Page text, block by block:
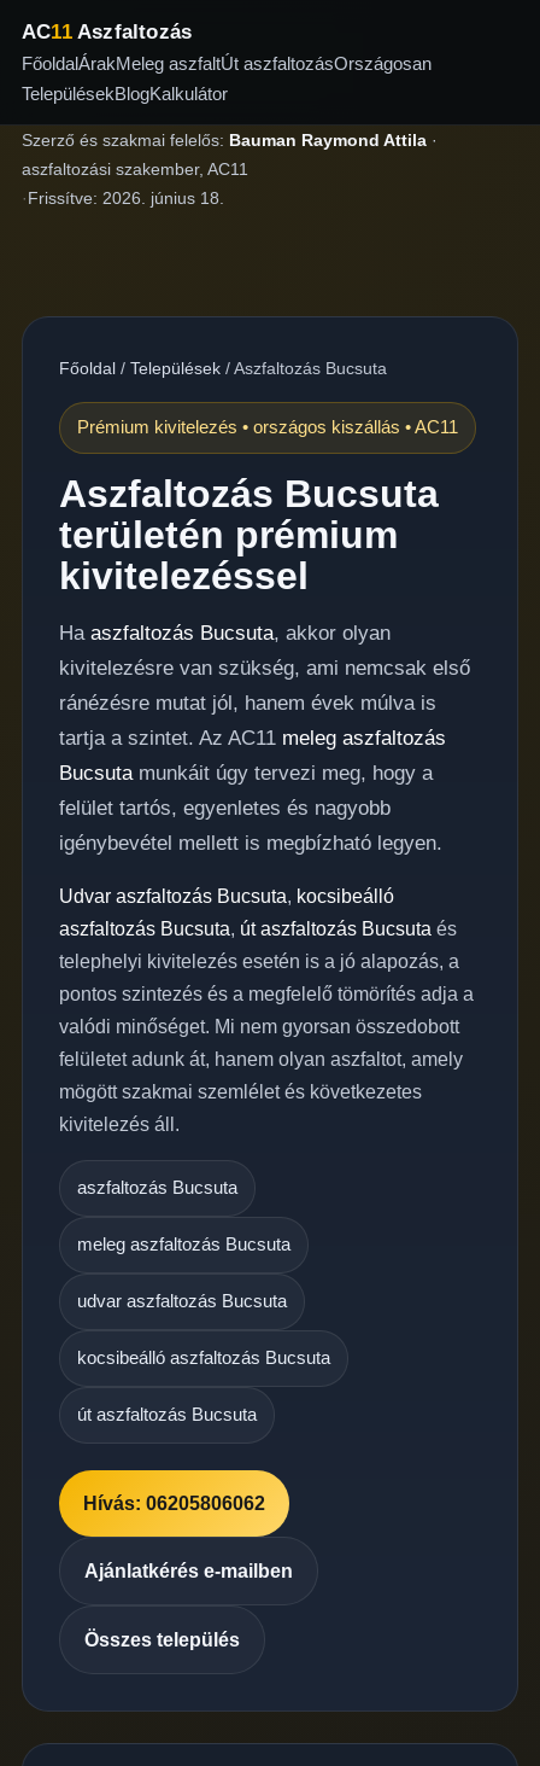
AC11Aszfaltozás
FőoldalÁrakMeleg aszfaltÚt aszfaltozásOrszágosan
TelepülésekBlogKalkulátor
Szerző és szakmai felelős: Bauman Raymond Attila·
aszfaltozási szakember, AC11
·Frissítve: 2026. június 18.
Főoldal/ Települések/Aszfaltozás Bucsuta
Prémium kivitelezés • országos kiszállás • AC11
Aszfaltozás Bucsuta
területén prémium
kivitelezéssel
Ha aszfaltozás Bucsuta, akkor olyan
kivitelezésre van szükség, ami nemcsak első
ránézésre mutat jól, hanem évek múlva is
tartja a szintet. Az AC11 meleg aszfaltozás
Bucsutamunkáit úgy tervezi meg, hogy a
felület tartós, egyenletes és nagyobb
igénybevétel mellett is megbízható legyen.
Udvar aszfaltozás Bucsuta, kocsibeálló
aszfaltozás Bucsuta, út aszfaltozás Bucsuta és
telephelyi kivitelezés esetén is a jó alapozás, a
pontos szintezés és a megfelelő tömörítés adja a
valódi minőséget. Mi nem gyorsan összedobott
felületet adunk át, hanem olyan aszfaltot, amely
mögött szakmai szemlélet és következetes
kivitelezés áll.
aszfaltozás Bucsuta
meleg aszfaltozás Bucsuta
udvar aszfaltozás Bucsuta
kocsibeálló aszfaltozás Bucsuta
út aszfaltozás Bucsuta
Hívás: 06205806062
Ajánlatkérés e-mailben
Összes település